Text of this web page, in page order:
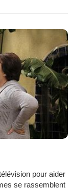
pour aider
se rassemblent